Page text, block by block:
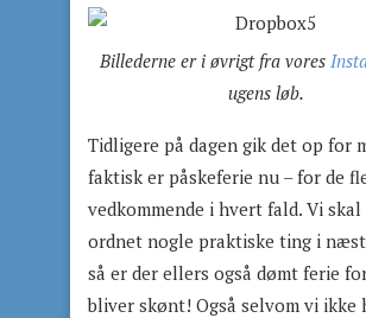
Billederne er i øvrigt fra vores
ugens løb.
Tidligere på dagen gik det op for
faktisk er påskeferie nu – for de
vedkommende i hvert fald. Vi skal
ordnet nogle praktiske ting i
så er der ellers også dømt ferie
bliver skønt! Også selvom vi ikke